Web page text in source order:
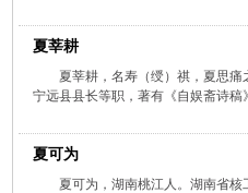
夏莘耕
夏莘耕，名寿（绶）祺，夏思
宁远县县长等职，著有《自娱斋诗稿
夏可为
夏可为，湖南桃江人。湖南省